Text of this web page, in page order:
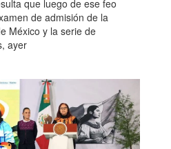
que luego de ese feo
de admisión de la
México y la serie de
ayer